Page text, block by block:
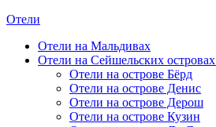
Отели
Отели на Мальдивах
Отели на Сейшельских островах
Отели на острове Бёрд
Отели на острове Денис
Отели на острове Дерош
Отели на острове Кузин